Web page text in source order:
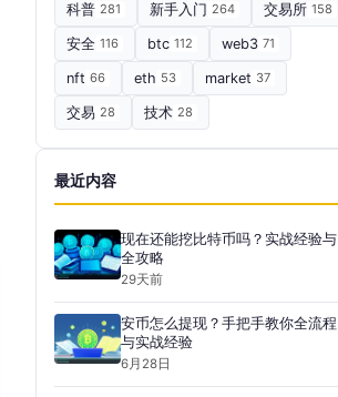
科普 281 新手入门 264 交易所 158
安全 116 btc 112 web3 71
nft 66 eth 53 market 37
交易 28 技术 28
最近内容
现在还能挖比特币吗？实战经验与
全攻略
29天前
安币怎么提现？手把手教你全流程
与实战经验
6月28日